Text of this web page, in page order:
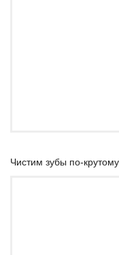
Чистим зубы по-крутому